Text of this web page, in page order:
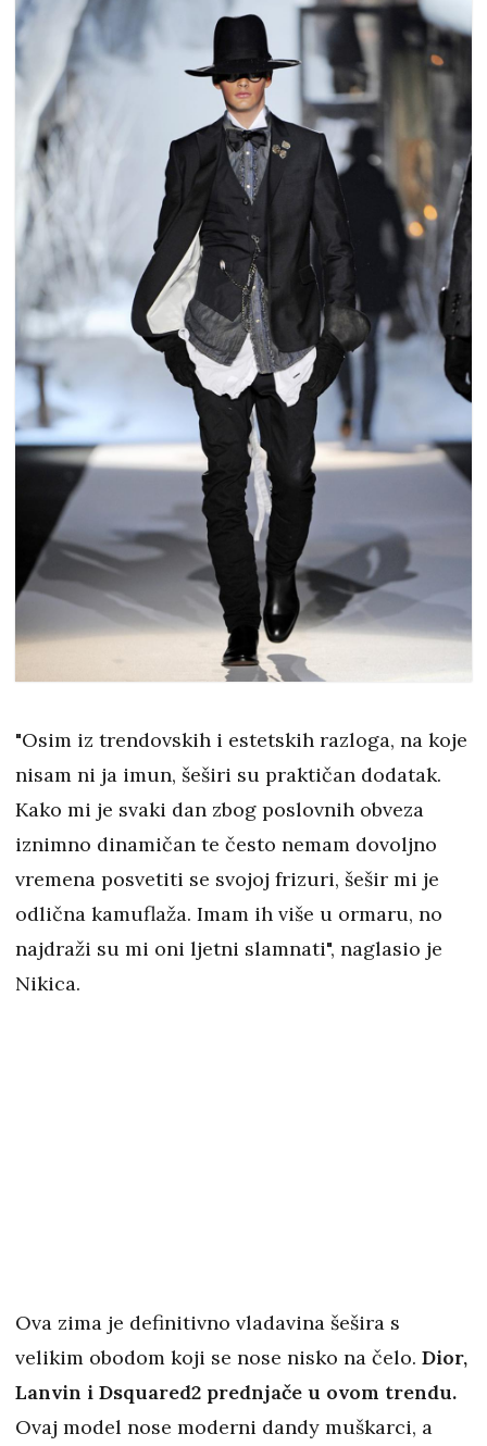
"Osim iz trendovskih i estetskih razloga, na koje
nisam ni ja imun, šeširi su praktičan dodatak.
Kako mi je svaki dan zbog poslovnih obveza
iznimno dinamičan te često nemam dovoljno
vremena posvetiti se svojoj frizuri, šešir mi je
odlična kamuflaža. Imam ih više u ormaru, no
najdraži su mi oni ljetni slamnati", naglasio je
Nikica.
Ova zima je definitivno vladavina šešira s
velikim obodom koji se nose nisko na čelo. Dior,
Lanvin i Dsquared2 prednjače u ovom trendu.
Ovaj model nose moderni dandy muškarci, a